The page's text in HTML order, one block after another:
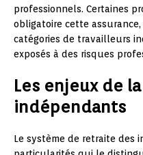
professionnels. Certaines
obligatoire cette
catégories de travailleurs
exposés à des risques
Les enjeux de
indépendants
Le système de retraite des